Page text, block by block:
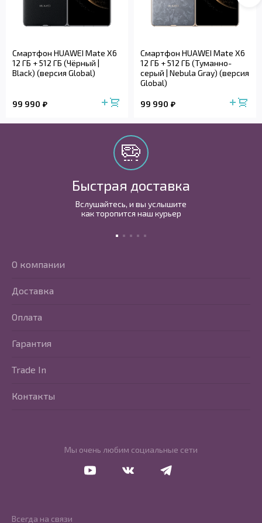
Смартфон HUAWEI Mate X6
12 ГБ + 512 ГБ (Чёpный |
Black) (версия Global)
99 990
Смартфон HUAWEI Mate X6
12 ГБ + 512 ГБ (Туманно-
серый | Nebula Gray) (версия
Global)
99 990
Быстрая доставка
Вслушайтесь, и вы услышите
как торопится наш курьер
Мы очень любим социальные сети
О компании
Доставка
Оплата
Гарантия
Trade In
Контакты
Всегда на связи